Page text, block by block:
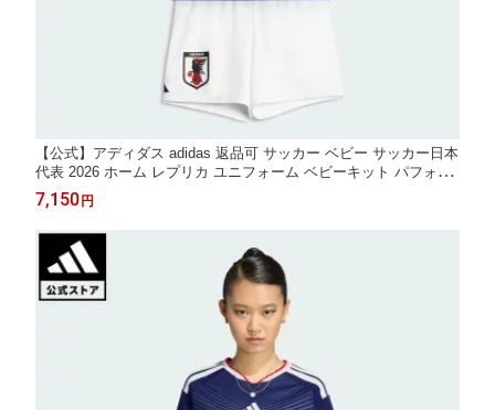
【公式】アディダス adidas 返品可 サッカー ベビー サッカー日本
代表 2026 ホーム レプリカ ユニフォーム ベビーキット パフォー
マンス キッズ／子供用 ウェア・服 ユニフォーム 青 ブルー JZ96
75
7,150円